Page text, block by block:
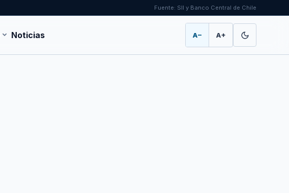
Fuente: SII y Banco Central de Chile
Noticias A− A+